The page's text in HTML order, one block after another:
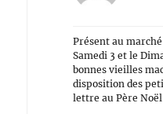
Présent au
Samedi 3 et le
bonnes vieilles
disposition des
lettre au Père Noël